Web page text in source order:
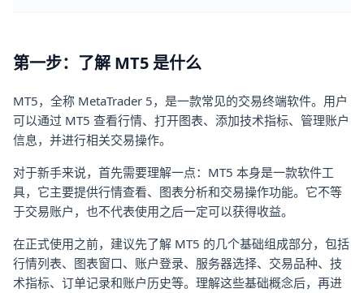
第一步：了解 MT5 是什么
MT5，全称 MetaTrader 5，是一款常见的交易终端软件。用户
可以通过 MT5 查看行情、打开图表、添加技术指标、管理账户
信息，并进行相关交易操作。
对于新手来说，首先需要理解一点：MT5 本身是一款软件工
具，它主要提供行情查看、图表分析和交易操作功能。它不等
于交易账户，也不代表使用之后一定可以获得收益。
在正式使用之前，建议先了解 MT5 的几个基础组成部分，包括
行情列表、图表窗口、账户登录、服务器选择、交易品种、技
术指标、订单记录和账户历史等。理解这些基础概念后，再进